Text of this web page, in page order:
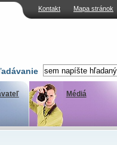
Kontakt Mapa stránok
Médiá